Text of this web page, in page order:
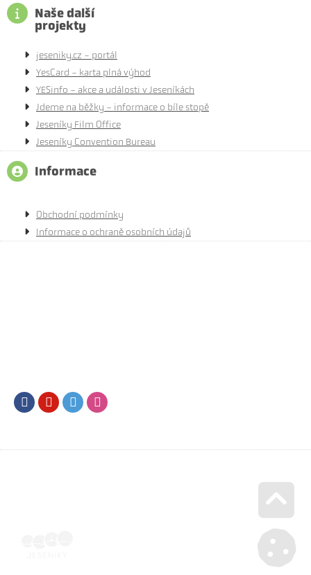
Naše další
projekty
jeseniky.cz - portál
YesCard - karta plná výhod
YESinfo - akce a události v Jeseníkách
Jdeme na běžky - informace o bíle stopě
Jeseníky Film Office
Jeseníky Convention Bureau
Informace
Obchodní podmínky
Informace o ochraně osobních údajů
FacebookYoutubeTwitter
Go